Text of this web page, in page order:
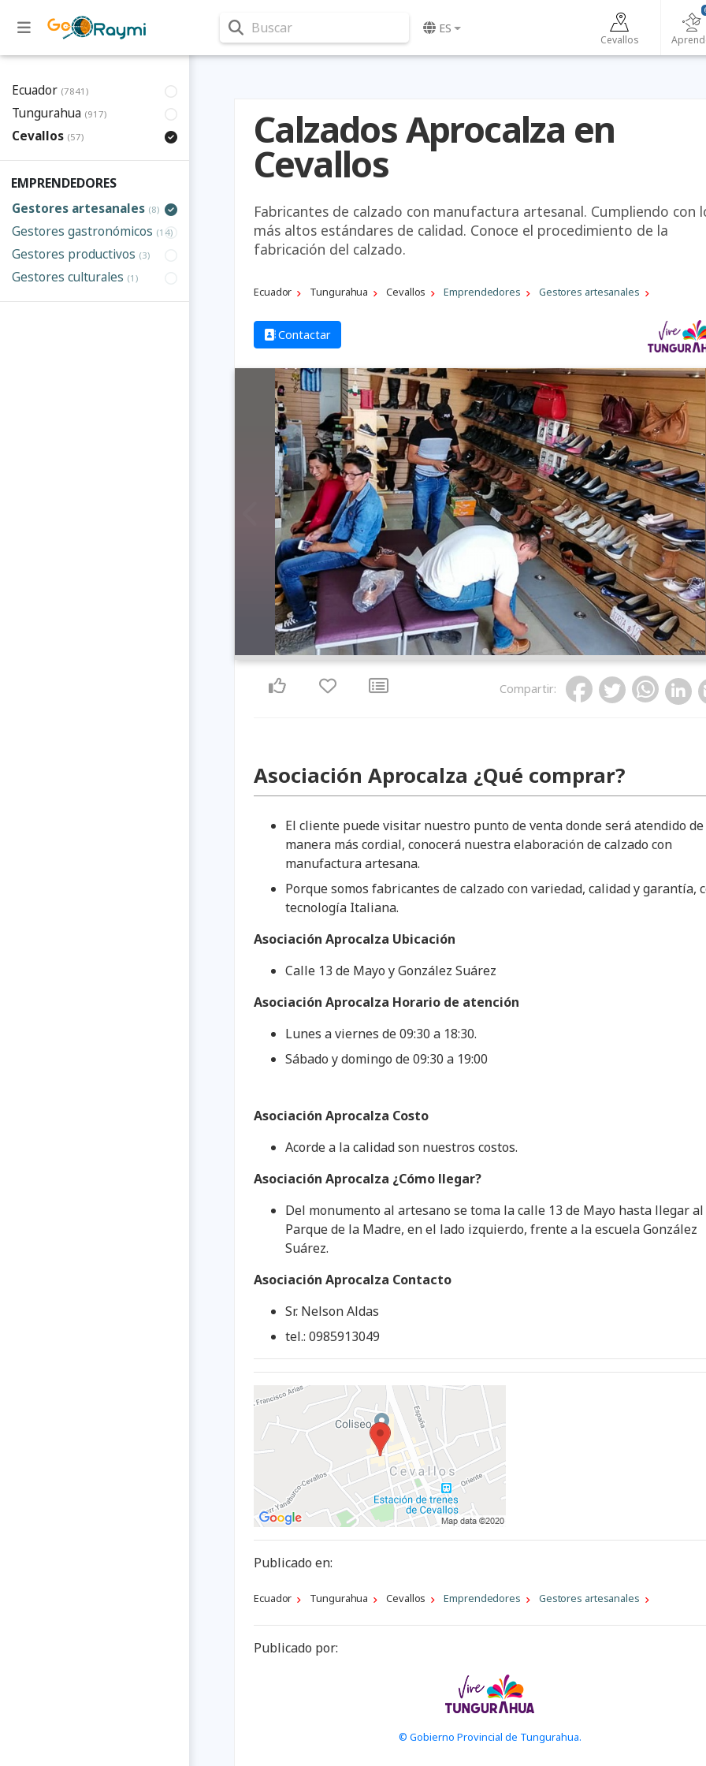
Buscar ES
Cevallos
Ecuador (7841)
Tungurahua (917)
Cevallos (57)
EMPRENDEDORES
Gestores artesanales (8)
Gestores gastronómicos (14)
Gestores productivos (3)
Gestores culturales (1)
Calzados Aprocalza en
Cevallos
Fabricantes de calzado con manufactura artesanal. Cumpliendo con
más altos estándares de calidad. Conoce el procedimiento de la
fabricación del calzado.
Ecuador Tungurahua Cevallos Emprendedores Gestores artesanales
Contactar
Previous
Compartir:
Asociación Aprocalza ¿Qué comprar?
El cliente puede visitar nuestro punto de venta donde será atendido
manera más cordial, conocerá nuestra elaboración de calzado con
manufactura artesana.
Porque somos fabricantes de calzado con variedad, calidad y garantía,
tecnología Italiana.
Asociación Aprocalza Ubicación
Calle 13 de Mayo y González Suárez
Asociación Aprocalza Horario de atención
Lunes a viernes de 09:30 a 18:30.
Sábado y domingo de 09:30 a 19:00
Asociación Aprocalza Costo
Acorde a la calidad son nuestros costos.
Asociación Aprocalza ¿Cómo llegar?
Del monumento al artesano se toma la calle 13 de Mayo hasta llegar al
Parque de la Madre, en el lado izquierdo, frente a la escuela González
Suárez.
Asociación Aprocalza Contacto
Sr. Nelson Aldas
tel.: 0985913049
Publicado en:
Ecuador Tungurahua Cevallos Emprendedores Gestores artesanales
Publicado por:
© Gobierno Provincial de Tungurahua.